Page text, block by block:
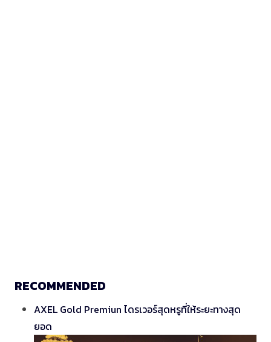
RECOMMENDED
AXEL Gold Premiun ไดรเวอร์สุดหรูที่ให้ระยะทางสุด
ยอด